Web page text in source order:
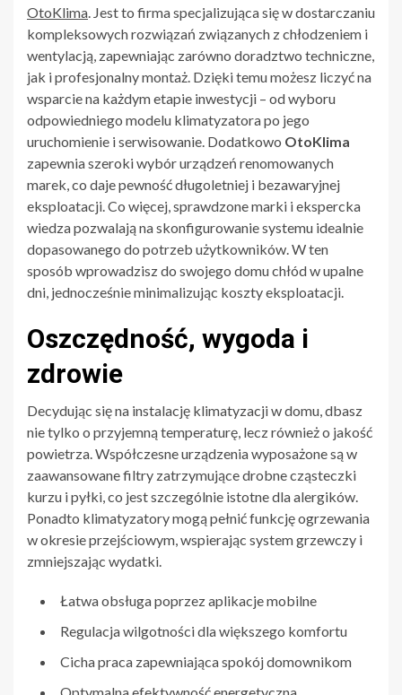
OtoKlima. Jest to firma specjalizująca się w dostarczaniu
kompleksowych rozwiązań związanych z chłodzeniem i
wentylacją, zapewniając zarówno doradztwo techniczne,
jak i profesjonalny montaż. Dzięki temu możesz liczyć na
wsparcie na każdym etapie inwestycji – od wyboru
odpowiedniego modelu klimatyzatora po jego
uruchomienie i serwisowanie. Dodatkowo OtoKlima
zapewnia szeroki wybór urządzeń renomowanych
marek, co daje pewność długoletniej i bezawaryjnej
eksploatacji. Co więcej, sprawdzone marki i ekspercka
wiedza pozwalają na skonfigurowanie systemu idealnie
dopasowanego do potrzeb użytkowników. W ten
sposób wprowadzisz do swojego domu chłód w upalne
dni, jednocześnie minimalizując koszty eksploatacji.
Oszczędność, wygoda i
zdrowie
Decydując się na instalację klimatyzacji w domu, dbasz
nie tylko o przyjemną temperaturę, lecz również o jakość
powietrza. Współczesne urządzenia wyposażone są w
zaawansowane filtry zatrzymujące drobne cząsteczki
kurzu i pyłki, co jest szczególnie istotne dla alergików.
Ponadto klimatyzatory mogą pełnić funkcję ogrzewania
w okresie przejściowym, wspierając system grzewczy i
zmniejszając wydatki.
Łatwa obsługa poprzez aplikacje mobilne
Regulacja wilgotności dla większego komfortu
Cicha praca zapewniająca spokój domownikom